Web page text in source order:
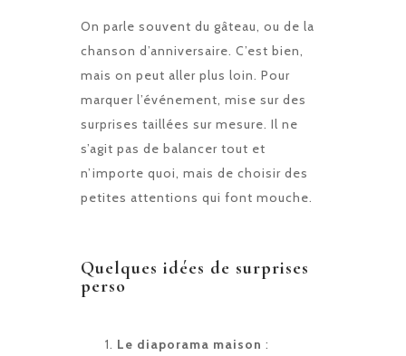
On parle souvent du gâteau, ou de la
chanson d’anniversaire. C’est bien,
mais on peut aller plus loin. Pour
marquer l’événement, mise sur des
surprises taillées sur mesure. Il ne
s’agit pas de balancer tout et
n’importe quoi, mais de choisir des
petites attentions qui font mouche.
Quelques idées de surprises
perso
Le diaporama maison :